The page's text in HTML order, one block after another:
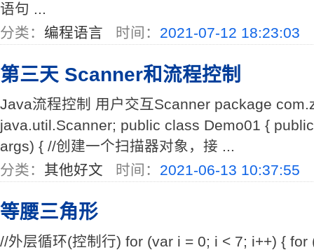
语句 ...
分类： 编程语言 时间： 2021-07-12 18:23:03
第三天 Scanner和流程控制
Java流程控制 用户交互Scanner package
java.util.Scanner; public class Demo01 {
args) { //创建一个扫描器对象，接 ...
分类： 其他好文 时间： 2021-06-13 10:37:55
等腰三角形
//外层循环(控制行) for (var i = 0; i < 7; i++) {